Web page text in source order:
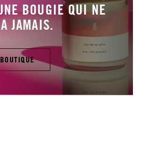
BOUGIE QUI NE
JAMAIS.